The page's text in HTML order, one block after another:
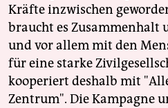
Kräfte inzwischen
braucht es Zusammenhalt
und vor allem mit den
für eine starke
kooperiert deshalb mit
Zentrum". Die Kampagne